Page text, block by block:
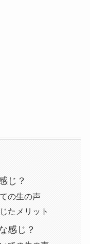
じ？
の生の声
たメリット
感じ？